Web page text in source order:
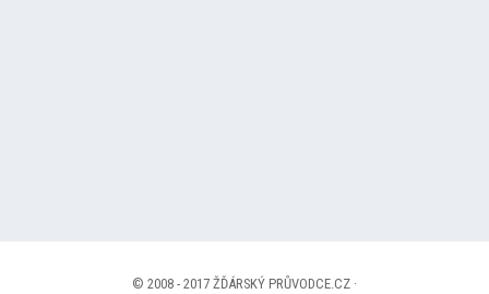
© 2008 - 2017 ŽĎÁRSKÝ PRŮVODCE.CZ ·